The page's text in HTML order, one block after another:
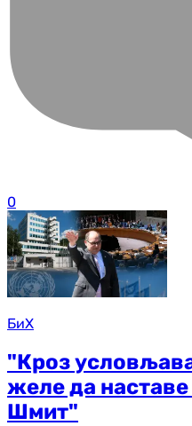
0
БиХ
"Кроз
желе да наставе
Шмит"